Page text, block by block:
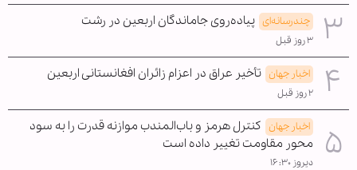
چندرسانه‌ای پیاده‌روی جاماندگان اربعین در رشت
۳ روز قبل
اخبار جهان تأخیر عراق در اعزام زائران افغانستانی اربعین
۲ روز قبل
اخبار جهان کنترل هرمز و باب‌المندب موازنه قدرت را به سود
محور مقاومت تغییر داده است
دیروز ۱۶:۳۰